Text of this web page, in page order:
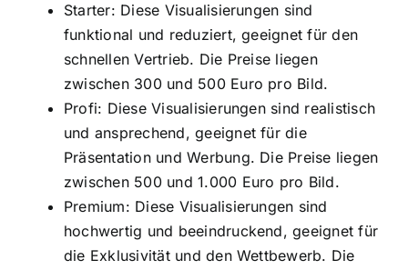
Starter: Diese Visualisierungen sind
funktional und reduziert, geeignet für den
schnellen Vertrieb. Die Preise liegen
zwischen 300 und 500 Euro pro Bild.
Profi: Diese Visualisierungen sind realistisch
und ansprechend, geeignet für die
Präsentation und Werbung. Die Preise liegen
zwischen 500 und 1.000 Euro pro Bild.
Premium: Diese Visualisierungen sind
hochwertig und beeindruckend, geeignet für
die Exklusivität und den Wettbewerb. Die